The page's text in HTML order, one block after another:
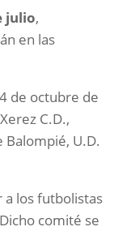
julio,
en las
de octubre de
C.D.,
Balompié, U.D.
a los futbolistas
comité se